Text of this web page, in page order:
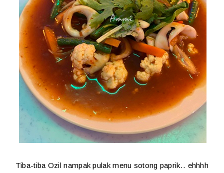
Tiba-tiba Ozil nampak pulak menu sotong paprik.. ehhhh